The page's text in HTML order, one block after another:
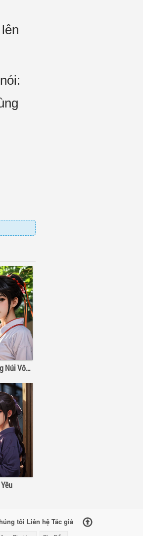
Đồ Đệ Xuống Núi Vô Địch Thiên Hạ
tôi Liên hệ Tác giả